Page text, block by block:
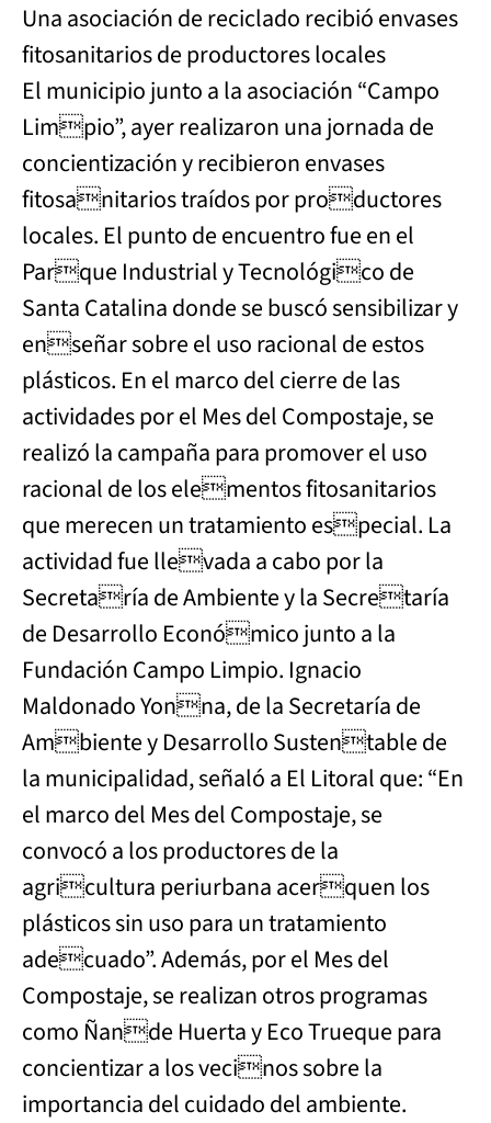
Una asociación de reciclado recibió envases
fitosanitarios de productores locales
El municipio junto a la asociación “Campo
Limpio”, ayer realizaron una jornada de
concientización y recibieron envases
fitosanitarios traídos por productores
locales. El punto de encuentro fue en el
Parque Industrial y Tecnológico de
Santa Catalina donde se buscó sensibilizar y
enseñar sobre el uso racional de estos
plásticos. En el marco del cierre de las
actividades por el Mes del Compostaje, se
realizó la campaña para promover el uso
racional de los elementos fitosanitarios
que merecen un tratamiento especial. La
actividad fue llevada a cabo por la
Secretaría de Ambiente y la Secretaría
de Desarrollo Económico junto a la
Fundación Campo Limpio. Ignacio
Maldonado Yonna, de la Secretaría de
Ambiente y Desarrollo Sustentable de
la municipalidad, señaló a El Litoral que: “En
el marco del Mes del Compostaje, se
convocó a los productores de la
agricultura periurbana acerquen los
plásticos sin uso para un tratamiento
adecuado”. Además, por el Mes del
Compostaje, se realizan otros programas
como Ñande Huerta y Eco Trueque para
concientizar a los vecinos sobre la
importancia del cuidado del ambiente.